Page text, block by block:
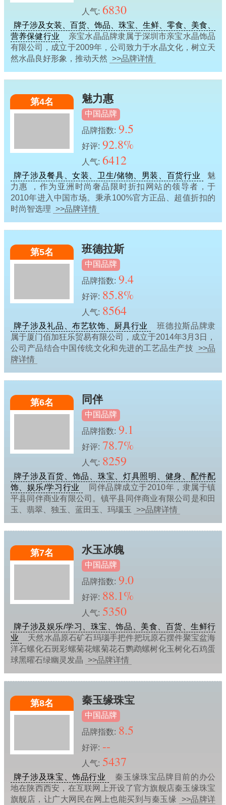
人气: 6830
牌子涉及女装、百货、饰品、珠宝、生鲜、零食、美食、
营养保健行业
亲宝水晶品牌隶属于深圳市亲宝水晶饰品
有限公司，成立于2009年，公司致力于水晶文化，树立天
然水晶良好形象，推动天然 >>品牌详情
第4名 魅力惠
中国品牌
品牌指数: 9.5
好评: 92.8%
人气: 6412
牌子涉及餐具、女装、卫生/储物、男装、百货行业
魅
力惠 ，作为亚洲时尚奢品限时折扣网站的领导者，于
2010年进入中国市场。秉承100%官方正品、超值折扣的
时尚智选理 >>品牌详情
第5名 班德拉斯
中国品牌
品牌指数: 9.4
好评: 85.8%
人气: 8564
牌子涉及礼品、布艺软饰、厨具行业
班德拉斯品牌隶
属于厦门佰加狂乐贸易有限公司，成立于2014年3月3日，
公司产品结合中国传统文化和先进的工艺品生产技 >>品
牌详情
第6名 同伴
中国品牌
品牌指数: 9.1
好评: 78.7%
人气: 8259
牌子涉及百货、饰品、珠宝、灯具照明、健身、配件配
饰、娱乐/学习行业
同伴品牌成立于2010年，隶属于镇
平县同伴商业有限公司。镇平县同伴商业有限公司是和田
玉、翡翠、独玉、蓝田玉、玛瑙玉
>>品牌详情
第7名 水玉冰魄
中国品牌
品牌指数: 9.0
好评: 88.1%
人气: 5350
牌子涉及娱乐/学习、珠宝、饰品、美食、百货、生鲜行
业
天然水晶原石矿石玛瑙手把件把玩原石摆件聚宝盆海
洋石螺化石斑彩螺菊花螺菊花石鹦鹉螺树化玉树化石鸡蛋
球黑曜石绿幽灵发晶
>>品牌详情
第8名 秦玉缘珠宝
中国品牌
品牌指数: 8.5
好评: --
人气: 5437
牌子涉及珠宝、饰品行业
秦玉缘珠宝品牌目前的办公
地在陕西西安，在互联网上开设了官方旗舰店秦玉缘珠宝
旗舰店，让广大网民在网上也能买到与秦玉缘 >>品牌详